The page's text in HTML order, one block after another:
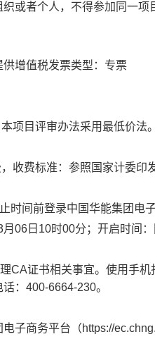
或者个人，不得参加同一
增值税发票类型：专票
项目评审办法采用最低价
收费标准：参照国家计委
时间前登录中国华能集团电
06日10时00分；开启时间
CA证书相关事宜。使用手
：400-6664-230。
子商务平台（https://